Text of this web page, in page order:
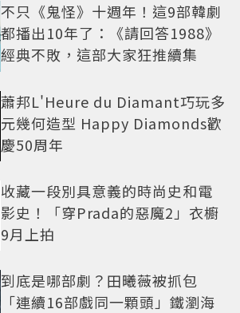
不只《鬼怪》十週年！這9部韓劇
都播出10年了：《請回答1988》
經典不敗，這部大家狂推續集
蕭邦L'Heure du Diamant巧玩多
元幾何造型 Happy Diamonds歡
慶50周年
收藏一段別具意義的時尚史和電
影史！「穿Prada的惡魔2」衣櫥
9月上拍
到底是哪部劇？田曦薇被抓包
「連續16部戲同一顆頭」鐵瀏海